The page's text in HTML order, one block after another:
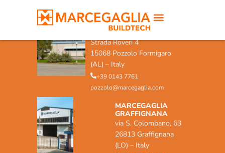
MARCEGAGLIA POZZOLO
FORMIGARO
Strada Roveri 4
15068 Pozzolo Formigaro
(AL) – Italy
+39 0143 7761
pozzolo@marcegaglia.com
MARCEGAGLIA
GRAFFIGNANA
via S. Colombano, 63
26813 Graffignana
(LO) – Italy